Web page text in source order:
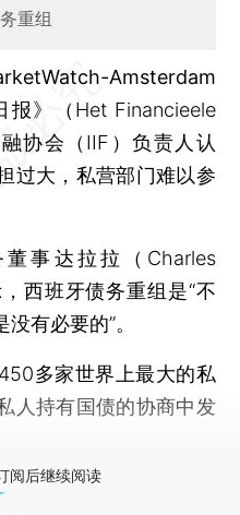
重组
Amsterdam
报》（Het Financieele
协会（IIF）负责人认
过大，私营部门难以参
达拉拉（Charles
西班牙债务重组是“不
有必要的”。
多家世界上最大的私
人持有国债的协商中发
阅后继续阅读